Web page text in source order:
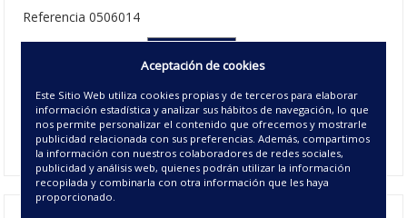
Referencia 0506014
22 - NEGRO
(B,L,D)
37.50€ | 10 u/c.
Disponible
Aceptación de cookies
Este Sitio Web utiliza cookies propias y de terceros para elaborar
información estadística y analizar sus hábitos de navegación, lo que
nos permite personalizar el contenido que ofrecemos y mostrarle
publicidad relacionada con sus preferencias. Además, compartimos
la información con nuestros colaboradores de redes sociales,
publicidad y análisis web, quienes podrán utilizar la información
recopilada y combinarla con otra información que les haya
proporcionado.